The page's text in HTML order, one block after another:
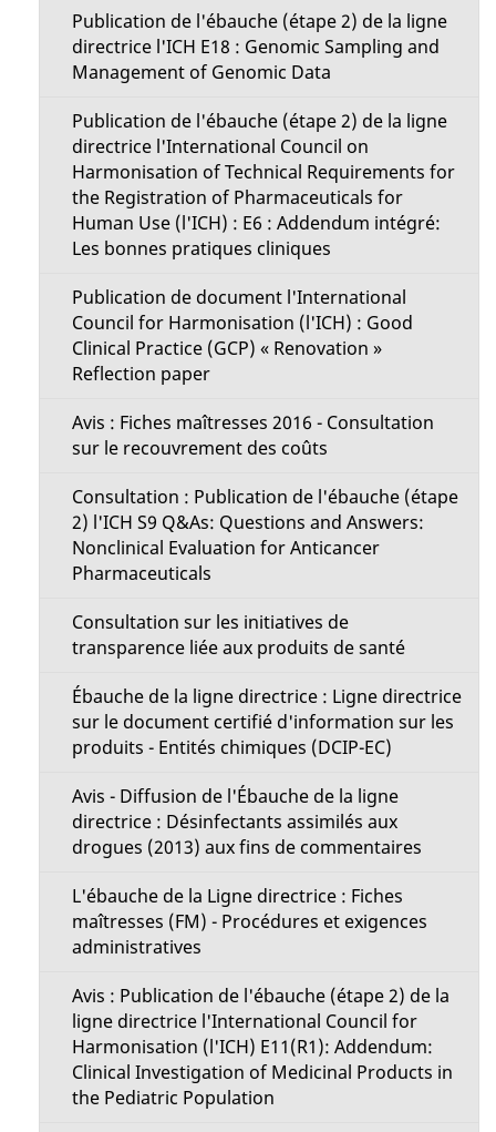
Publication de l'ébauche (étape 2) de la ligne
directrice l'ICH E18 : Genomic Sampling and
Management of Genomic Data
Publication de l'ébauche (étape 2) de la ligne
directrice l'International Council on
Harmonisation of Technical Requirements for
the Registration of Pharmaceuticals for
Human Use (l'ICH) : E6 : Addendum intégré:
Les bonnes pratiques cliniques
Publication de document l'International
Council for Harmonisation (l'ICH) : Good
Clinical Practice (GCP) « Renovation »
Reflection paper
Avis : Fiches maîtresses 2016 - Consultation
sur le recouvrement des coûts
Consultation : Publication de l'ébauche (étape
2) l'ICH S9 Q&As: Questions and Answers:
Nonclinical Evaluation for Anticancer
Pharmaceuticals
Consultation sur les initiatives de
transparence liée aux produits de santé
Ébauche de la ligne directrice : Ligne directrice
sur le document certifié d'information sur les
produits - Entités chimiques (DCIP-EC)
Avis - Diffusion de l'Ébauche de la ligne
directrice : Désinfectants assimilés aux
drogues (2013) aux fins de commentaires
L'ébauche de la Ligne directrice : Fiches
maîtresses (FM) - Procédures et exigences
administratives
Avis : Publication de l'ébauche (étape 2) de la
ligne directrice l'International Council for
Harmonisation (l'ICH) E11(R1): Addendum:
Clinical Investigation of Medicinal Products in
the Pediatric Population